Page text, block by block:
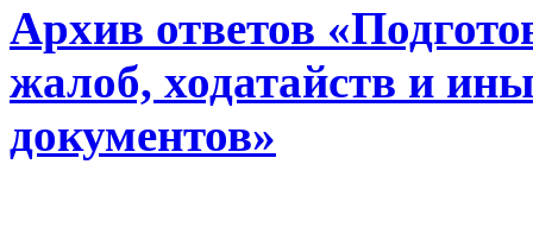
Архив ответов
жалоб, ходатайств и
документов»